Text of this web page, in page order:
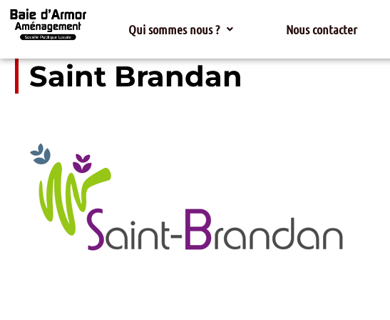
Qui sommes nous ? Nous contacter
Saint Brandan